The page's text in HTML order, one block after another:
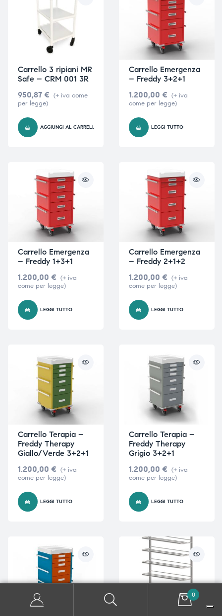
Carrello 3 ripiani MR
Safe – CRM 001 3R
950,87 € (+ iva come
per legge)
AGGIUNGI AL CARRELLO
Carrello Emergenza
– Freddy 3+2+1
1.200,00 € (+ iva
come per legge)
LEGGI TUTTO
Carrello Emergenza
– Freddy 1+3+1
1.200,00 € (+ iva
come per legge)
LEGGI TUTTO
Carrello Emergenza
– Freddy 2+1+2
1.200,00 € (+ iva
come per legge)
LEGGI TUTTO
Carrello Terapia –
Freddy Therapy
Giallo/Verde 3+2+1
1.200,00 € (+ iva
come per legge)
LEGGI TUTTO
Carrello Terapia –
Freddy Therapy
Grigio 3+2+1
1.200,00 € (+ iva
come per legge)
LEGGI TUTTO
0